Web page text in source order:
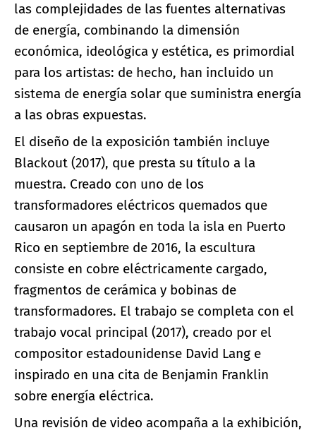
las complejidades de las fuentes alternativas
de energía, combinando la dimensión
económica, ideológica y estética, es primordial
para los artistas: de hecho, han incluido un
sistema de energía solar que suministra energía
a las obras expuestas.
El diseño de la exposición también incluye
Blackout (2017), que presta su título a la
muestra. Creado con uno de los
transformadores eléctricos quemados que
causaron un apagón en toda la isla en Puerto
Rico en septiembre de 2016, la escultura
consiste en cobre eléctricamente cargado,
fragmentos de cerámica y bobinas de
transformadores. El trabajo se completa con el
trabajo vocal principal (2017), creado por el
compositor estadounidense David Lang e
inspirado en una cita de Benjamin Franklin
sobre energía eléctrica.
Una revisión de video acompaña a la exhibición,